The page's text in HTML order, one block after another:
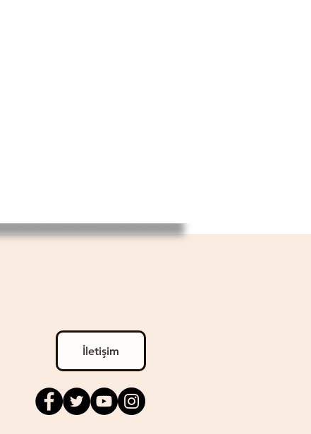
İletişim